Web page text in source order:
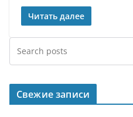
Читать далее
Свежие записи